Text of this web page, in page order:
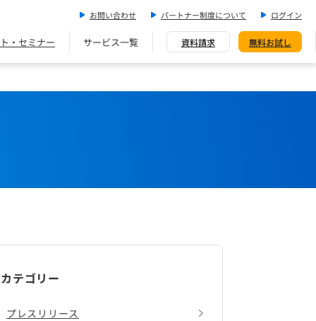
お問い合わせ パートナー制度について ログイン
・セミナー サービス一覧 資料請求 無料お試し
カテゴリー
プレスリリース